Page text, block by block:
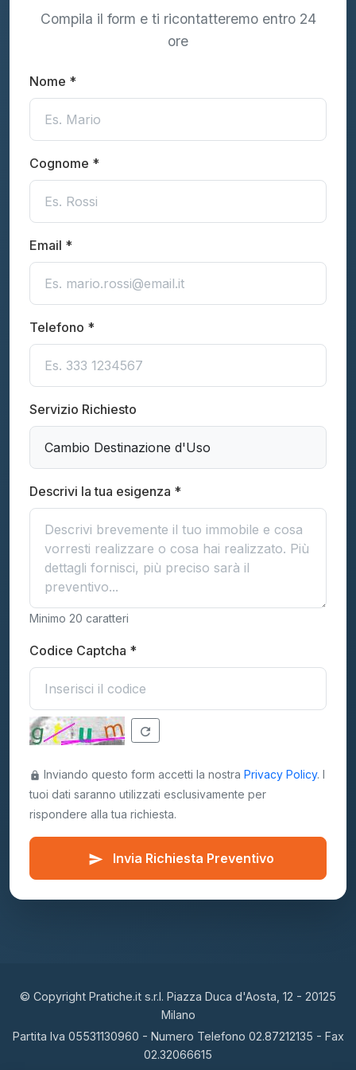
Compila il form e ti ricontatteremo entro 24
ore
Nome *
Cognome *
Email *
Telefono *
Servizio Richiesto
Descrivi la tua esigenza *
Minimo 20 caratteri
Codice Captcha *
refresh
lock Inviando questo form accetti la nostra Privacy Policy. I
tuoi dati saranno utilizzati esclusivamente per
rispondere alla tua richiesta.
send Invia Richiesta Preventivo
© Copyright Pratiche.it s.r.l. Piazza Duca d'Aosta, 12 - 20125
Milano
Partita Iva 05531130960 - Numero Telefono 02.87212135 - Fax
02.32066615